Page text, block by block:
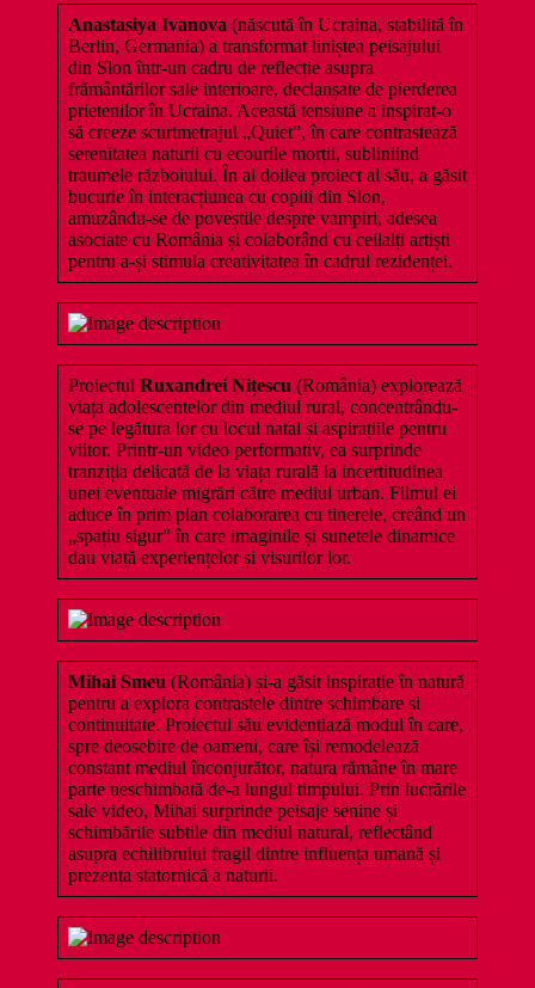
Anastasiya Ivanova (născută în Ucraina, stabilită în
Berlin, Germania) a transformat liniștea peisajului
din Slon într-un cadru de reflecție asupra
frământărilor sale interioare, declanșate de pierderea
prietenilor în Ucraina. Această tensiune a inspirat-o
să creeze scurtmetrajul „Quiet”, în care contrastează
serenitatea naturii cu ecourile morții, subliniind
traumele războiului. În al doilea proiect al său, a găsit
bucurie în interacțiunea cu copiii din Slon,
amuzându-se de poveștile despre vampiri, adesea
asociate cu România și colaborând cu ceilalți artiști
pentru a-și stimula creativitatea în cadrul rezidenței.
Proiectul Ruxandrei Nițescu (România) explorează
viața adolescentelor din mediul rural, concentrându-
se pe legătura lor cu locul natal și aspirațiile pentru
viitor. Printr-un video performativ, ea surprinde
tranziția delicată de la viața rurală la incertitudinea
unei eventuale migrări către mediul urban. Filmul ei
aduce în prim plan colaborarea cu tinerele, creând un
„spațiu sigur” în care imaginile și sunetele dinamice
dau viață experiențelor și visurilor lor.
Mihai Smeu (România) și-a găsit inspirație în natură
pentru a explora contrastele dintre schimbare și
continuitate. Proiectul său evidențiază modul în care,
spre deosebire de oameni, care își remodelează
constant mediul înconjurător, natura rămâne în mare
parte neschimbată de-a lungul timpului. Prin lucrările
sale video, Mihai surprinde peisaje senine și
schimbările subtile din mediul natural, reflectând
asupra echilibrului fragil dintre influența umană și
prezența statornică a naturii.